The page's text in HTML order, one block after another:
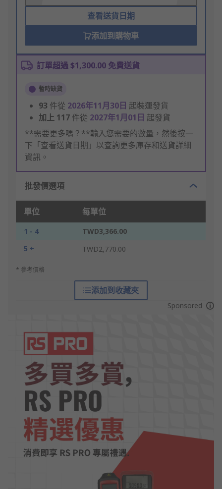
查看送貨日期
添加到購物車
訂單超過 $1,300.00 免費送貨
暫時缺貨
93 件從 2026年11月30日 起裝運發貨
加上 117 件從 2027年1月01日 起發貨
**需要更多嗎？**輸入您需要的數量，然後按一
下「查看送貨日期」以查詢更多庫存和送貨詳細
資訊。
批發價選項
單位 每單位
1 - 4
TWD3,366.00
5 +
TWD2,770.00
* 參考價格
添加到收藏夾
Sponsored